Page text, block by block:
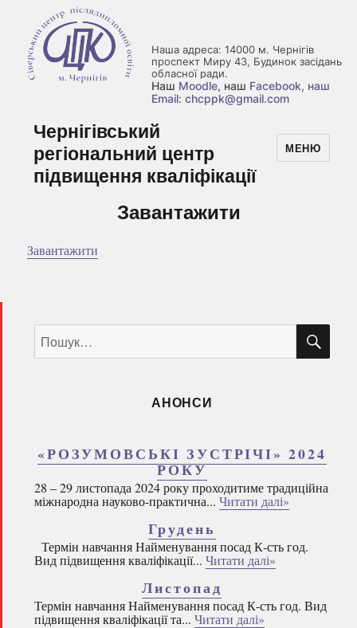
Наша адреса: 14000 м. Чернігів
проспект Миру 43, Будинок засідань
обласної ради.
Наш Moodle, наш Facebook, наш
Email: chcppk@gmail.com
Чернігівський
регіональний центр
підвищення кваліфікації
МЕНЮ
Завантажити
Завантажити
за
запитом:
АНОНСИ
«РОЗУМОВСЬКІ ЗУСТРІЧІ» 2024
РОКУ
28 – 29 листопада 2024 року проходитиме традиційна
міжнародна науково-практична... Читати далі»
Грудень
Термін навчання Найменування посад К-сть год.
Вид підвищення кваліфікації... Читати далі»
Листопад
Термін навчання Найменування посад К-сть год. Вид
підвищення кваліфікації та... Читати далі»